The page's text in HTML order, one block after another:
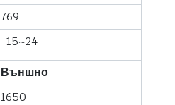
769
-15~24
Външно
1650